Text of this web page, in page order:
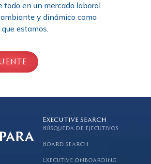
todo en un mercado laboral
y dinámico como
estamos.
Executive search
Búsqueda de ejecutivos
Board search
Executive onboarding